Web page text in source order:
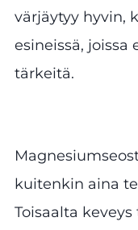
värjäytyy hyvin,
esineissä, joissa
tärkeitä.
kuitenkin aina
Toisaalta